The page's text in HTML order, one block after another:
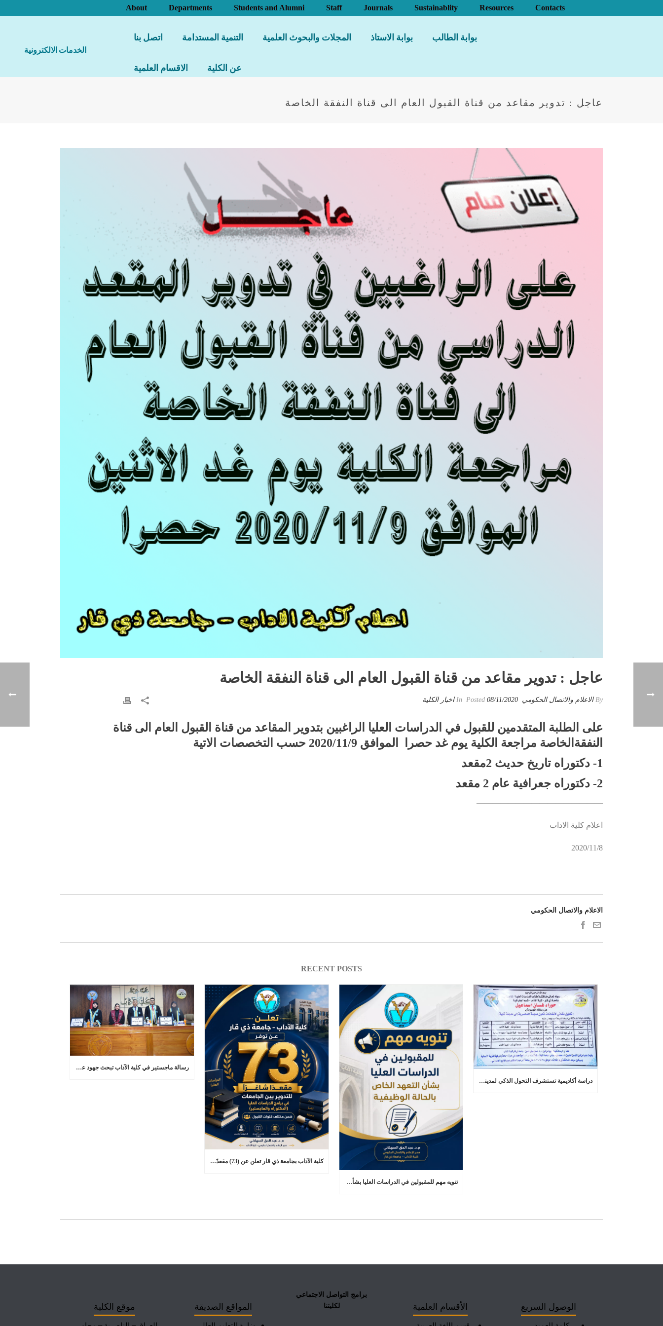
About Departments Students and Alumni Staff Journals Sustainablity Resources Contacts
الخدمات الالكترونية
اتصل بنا التنمية المستدامة المجلات والبحوث العلمية بوابة الاستاذ بوابة الطالب
الاقسام العلمية عن الكلية
عاجل : تدوير مقاعد من قناة القبول العام الى قناة النفقة الخاصة
عاجل : تدوير مقاعد من قناة القبول العام الى قناة النفقة الخاصة
By الاعلام والاتصال الحكومي 08/11/2020 اخبار الكلية
على الطلبة المتقدمين للقبول في الدراسات العليا الراغبين بتدوير المقاعد من قناة القبول العام الى قناة
النفقة الخاصة مراجعة الكلية يوم غد حصرا الموافق حسب التخصصات الاتية
1-
دكتوراه تاريخ حديث
مقعد
2- دكتوراه جعرافية عام مقعد
————————————————
اعلام كلية الاداب
2020/11/8
الاعلام والاتصال الحكومي
RECENT POSTS
دراسة أكاديمية تستشرف التحول الذكي لمدينة الناصرية
تنويه مهم للمقبولين في الدراسات العليا بشأن التعهد الخاص بالحالة الوظيفية
كلية الآداب بجامعة ذي قار تعلن عن (73) مقعدًا شاغرًا للتدوير بين الجامعات في برامج الدراسات العليا
رسالة ماجستير في كلية الآداب تبحث جهود عماد عبد اللطيف في تجديد البلاغة العربية
موقع الكلية المواقع الصديقة
برامج التواصل الاجتماعي
لكليتنا
الأقسام العلمية الوصول السريع